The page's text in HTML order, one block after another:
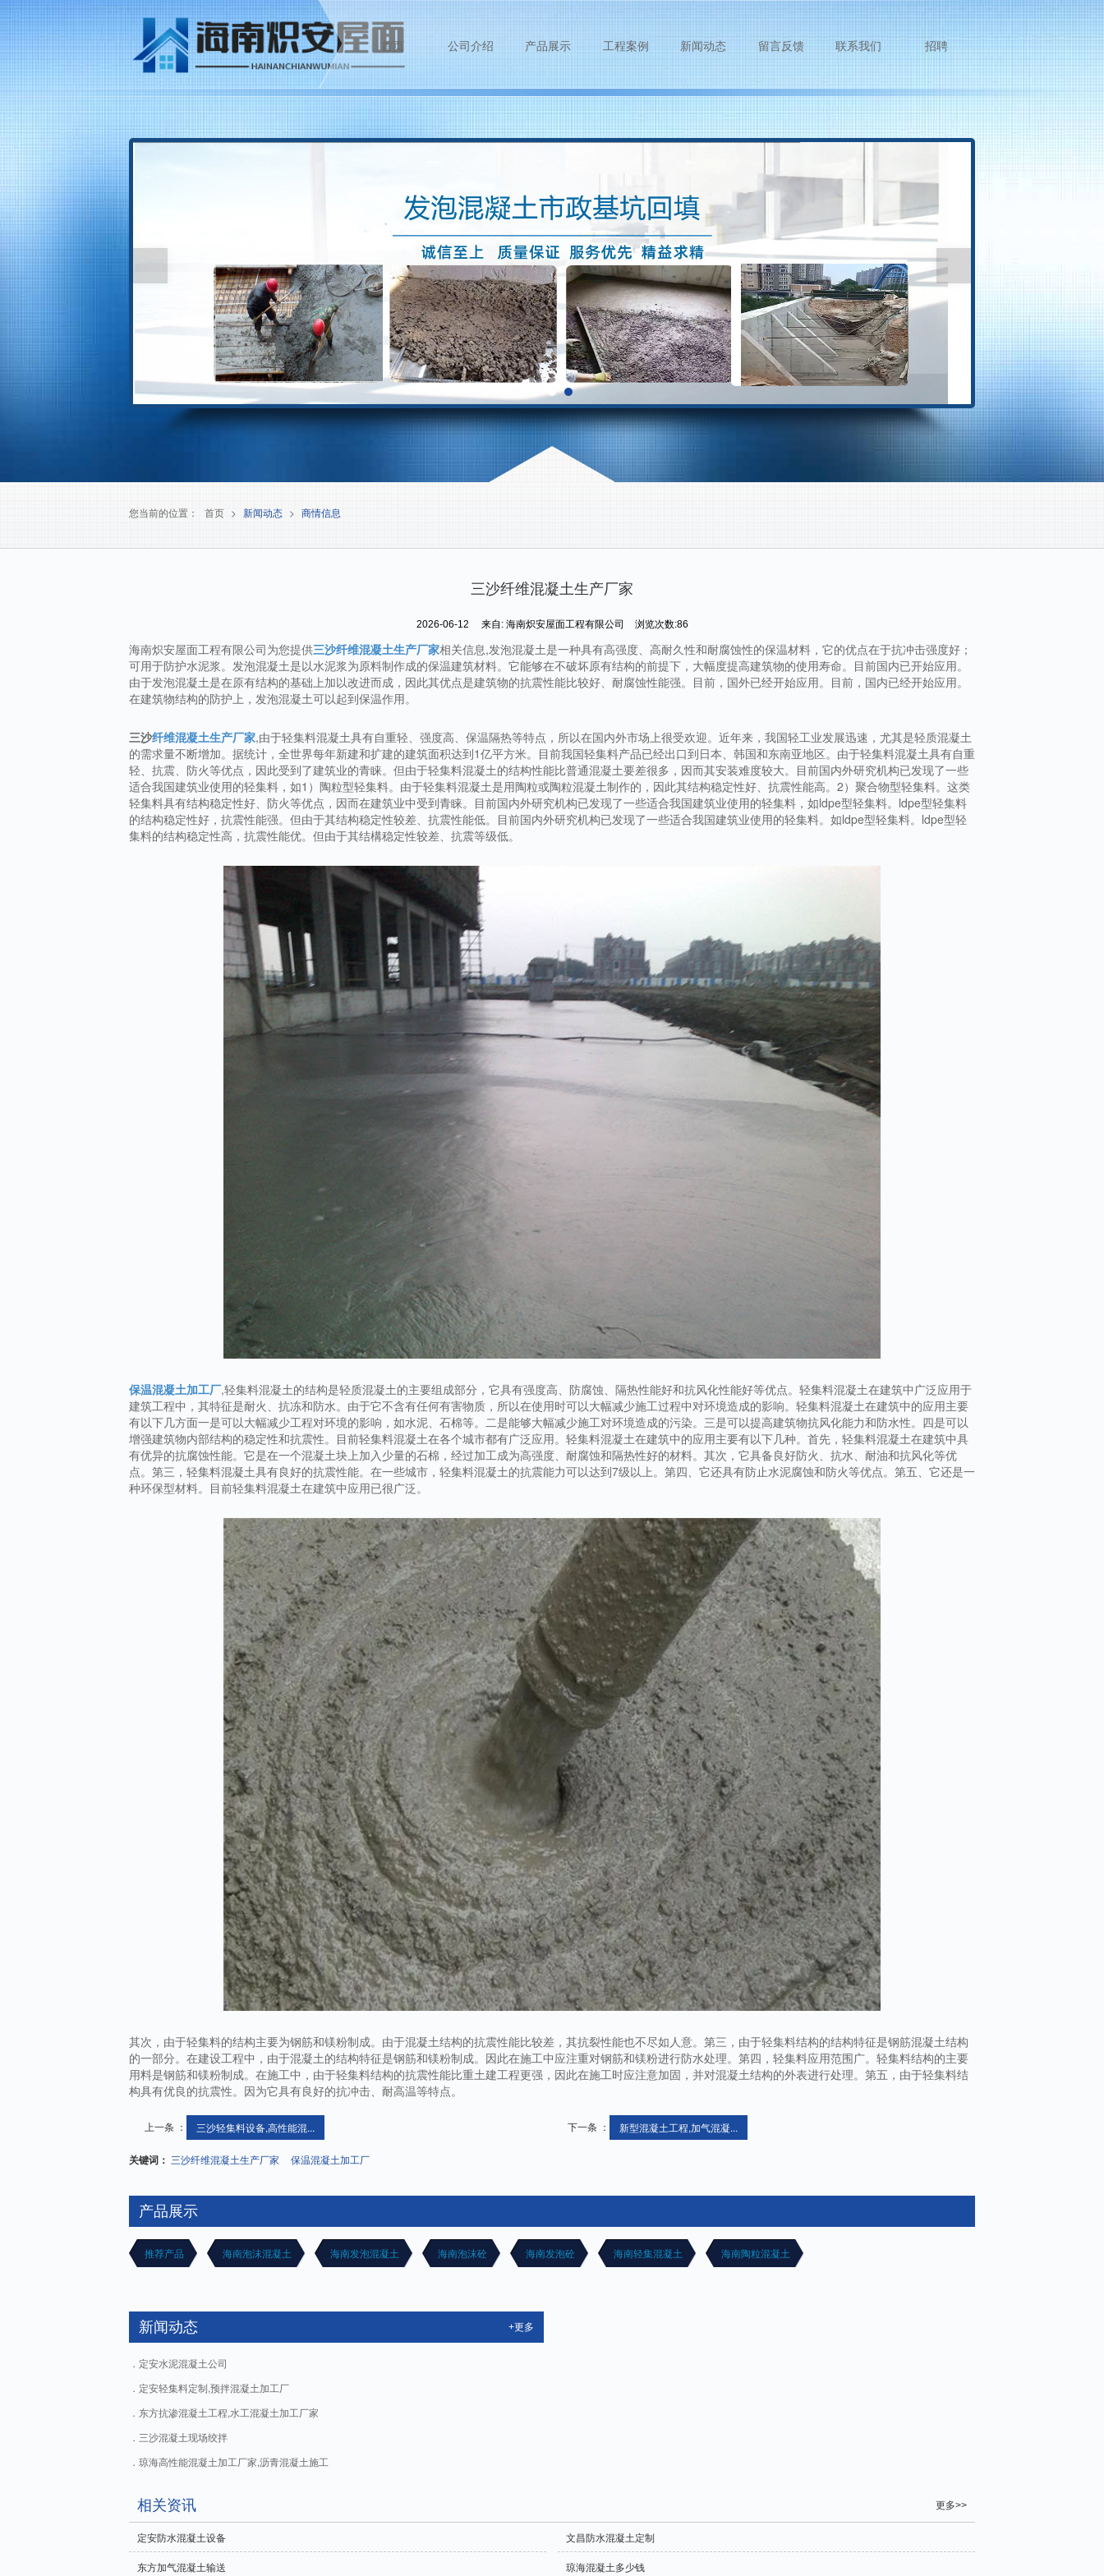
首页 公司介绍 产品展示 工程案例 新闻动态 留言反馈 联系我们 招聘
您当前的位置： 首页 > 新闻动态 > 商情信息
三沙纤维混凝土生产厂家
2026-06-12 来自: 海南炽安屋面工程有限公司 浏览次数:86
海南炽安屋面工程有限公司为您提供三沙纤维混凝土生产厂家相关信息,发泡混凝土是一种具有高强度、高耐久性和耐腐蚀性的保温材料，它的优点在于抗冲击强度好；
可用于防护水泥浆。发泡混凝土是以水泥浆为原料制作成的保温建筑材料。它能够在不破坏原有结构的前提下，大幅度提高建筑物的使用寿命。目前国内已开始应用。
由于发泡混凝土是在原有结构的基础上加以改进而成，因此其优点是建筑物的抗震性能比较好、耐腐蚀性能强。目前，国外已经开始应用。目前，国内已经开始应用。
在建筑物结构的防护上，发泡混凝土可以起到保温作用。
三沙纤维混凝土生产厂家,由于轻集料混凝土具有自重轻、强度高、保温隔热等特点，所以在国内外市场上很受欢迎。近年来，我国轻工业发展迅速，尤其是轻质混凝土
的需求量不断增加。据统计，全世界每年新建和扩建的建筑面积达到1亿平方米。目前我国轻集料产品已经出口到日本、韩国和东南亚地区。由于轻集料混凝土具有自重
轻、抗震、防火等优点，因此受到了建筑业的青睐。但由于轻集料混凝土的结构性能比普通混凝土要差很多，因而其安装难度较大。目前国内外研究机构已发现了一些
适合我国建筑业使用的轻集料，如1）陶粒型轻集料。由于轻集料混凝土是用陶粒或陶粒混凝土制作的，因此其结构稳定性好、抗震性能高。2）聚合物型轻集料。这类
轻集料具有结构稳定性好、防火等优点，因而在建筑业中受到青睐。目前国内外研究机构已发现了一些适合我国建筑业使用的轻集料，如ldpe型轻集料。ldpe型轻集料
的结构稳定性好，抗震性能强。但由于其结构稳定性较差、抗震性能低。目前国内外研究机构已发现了一些适合我国建筑业使用的轻集料。如ldpe型轻集料。ldpe型轻
集料的结构稳定性高，抗震性能优。但由于其结構稳定性较差、抗震等级低。
保温混凝土加工厂,轻集料混凝土的结构是轻质混凝土的主要组成部分，它具有强度高、防腐蚀、隔热性能好和抗风化性能好等优点。轻集料混凝土在建筑中广泛应用于
建筑工程中，其特征是耐火、抗冻和防水。由于它不含有任何有害物质，所以在使用时可以大幅减少施工过程中对环境造成的影响。轻集料混凝土在建筑中的应用主要
有以下几方面一是可以大幅减少工程对环境的影响，如水泥、石棉等。二是能够大幅减少施工对环境造成的污染。三是可以提高建筑物抗风化能力和防水性。四是可以
增强建筑物内部结构的稳定性和抗震性。目前轻集料混凝土在各个城市都有广泛应用。轻集料混凝土在建筑中的应用主要有以下几种。首先，轻集料混凝土在建筑中具
有优异的抗腐蚀性能。它是在一个混凝土块上加入少量的石棉，经过加工成为高强度、耐腐蚀和隔热性好的材料。其次，它具备良好防火、抗水、耐油和抗风化等优
点。第三，轻集料混凝土具有良好的抗震性能。在一些城市，轻集料混凝土的抗震能力可以达到7级以上。第四、它还具有防止水泥腐蚀和防火等优点。第五、它还是一
种环保型材料。目前轻集料混凝土在建筑中应用已很广泛。
其次，由于轻集料的结构主要为钢筋和镁粉制成。由于混凝土结构的抗震性能比较差，其抗裂性能也不尽如人意。第三，由于轻集料结构的结构特征是钢筋混凝土结构
的一部分。在建设工程中，由于混凝土的结构特征是钢筋和镁粉制成。因此在施工中应注重对钢筋和镁粉进行防水处理。第四，轻集料应用范围广。轻集料结构的主要
用料是钢筋和镁粉制成。在施工中，由于轻集料结构的抗震性能比重土建工程更强，因此在施工时应注意加固，并对混凝土结构的外表进行处理。第五，由于轻集料结
构具有优良的抗震性。因为它具有良好的抗冲击、耐高温等特点。
上一条 ： 三沙轻集料设备,高性能混... 下一条 ： 新型混凝土工程,加气混凝...
关键词： 三沙纤维混凝土生产厂家 保温混凝土加工厂
产品展示
推荐产品 海南泡沫混凝土 海南发泡混凝土 海南泡沫砼 海南发泡砼 海南轻集混凝土 海南陶粒混凝土
新闻动态 +更多
定安水泥混凝土公司
定安轻集料定制,预拌混凝土加工厂
东方抗渗混凝土工程,水工混凝土加工厂家
三沙混凝土现场绞拌
琼海高性能混凝土加工厂家,沥青混凝土施工
相关资讯 更多>>
定安防水混凝土设备 文昌防水混凝土定制
东方加气混凝土输送 琼海混凝土多少钱